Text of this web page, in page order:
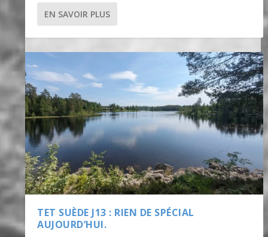
EN SAVOIR PLUS
TET SUÈDE J13 : RIEN DE SPÉCIAL
AUJOURD’HUI.